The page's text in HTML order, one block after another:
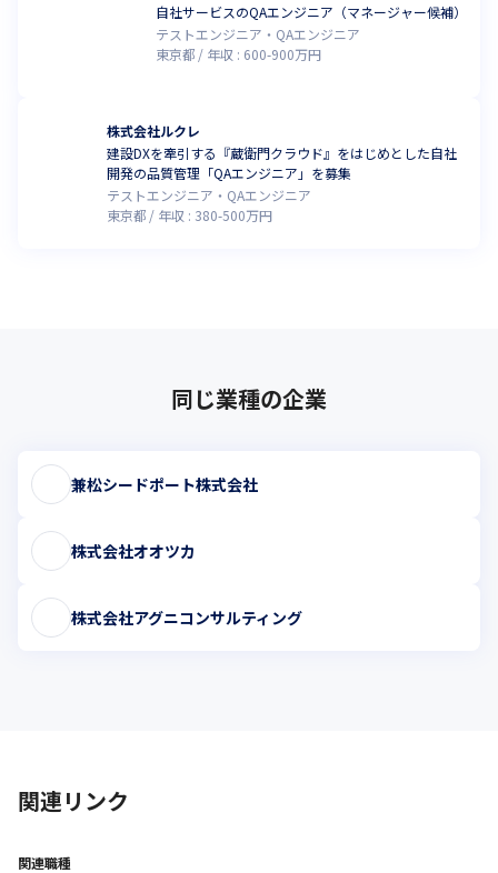
自社サービスのQAエンジニア（マネージャー候補）
テストエンジニア・QAエンジニア
東京都
年収 : 600-900万円
株式会社ルクレ
建設DXを牽引する『蔵衛門クラウド』をはじめとした自社
開発の品質管理「QAエンジニア」を募集
テストエンジニア・QAエンジニア
東京都
年収 : 380-500万円
同じ業種の企業
兼松シードポート株式会社
株式会社オオツカ
株式会社アグニコンサルティング
関連リンク
関連職種